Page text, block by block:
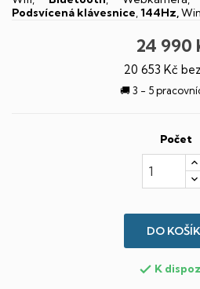
Podsvícená klávesnice,144Hz,
24 990
20 653 Kč
🚚 3 - 5
Počet
DO
 K